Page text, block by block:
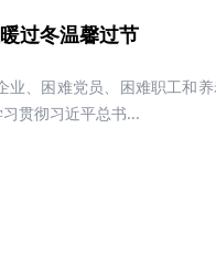
过冬温馨过节
、困难党员、困难职工和
贯彻习近平总书...